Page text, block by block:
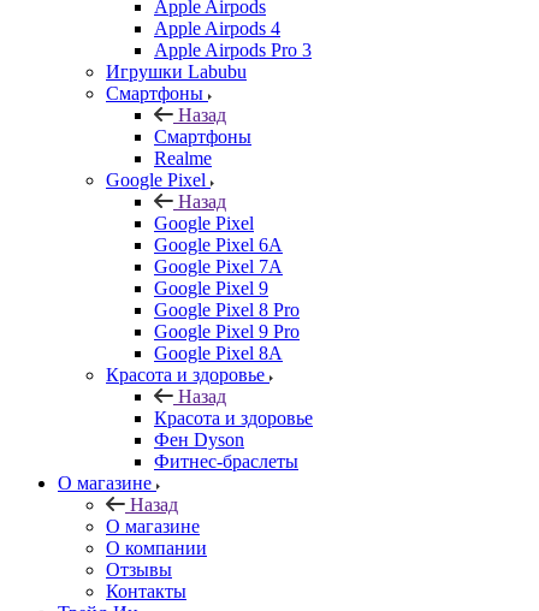
Apple Airpods
Apple Airpods 4
Apple Airpods Pro 3
Игрушки Labubu
Смартфоны
Назад
Смартфоны
Realme
Google Pixel
Назад
Google Pixel
Google Pixel 6A
Google Pixel 7А
Google Pixel 9
Google Pixel 8 Pro
Google Pixel 9 Pro
Google Pixel 8A
Красота и здоровье
Назад
Красота и здоровье
Фен Dyson
Фитнес-браслеты
О магазине
Назад
О магазине
О компании
Отзывы
Контакты